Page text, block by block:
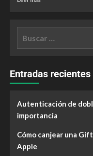
Entradas recientes
Autenticación de
importancia
Cómo canjear una
Apple